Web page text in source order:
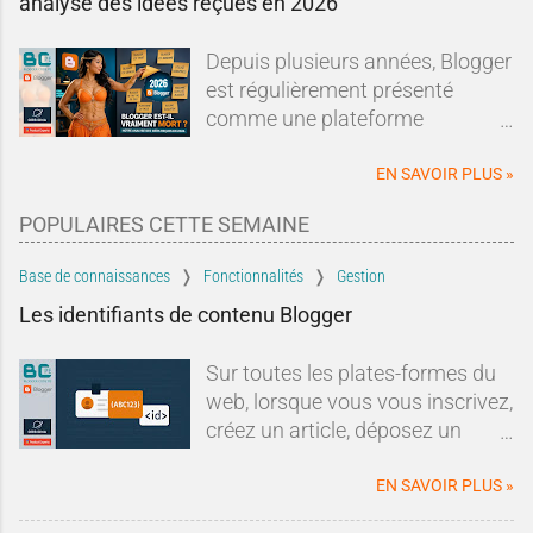
Depuis plusieurs années, Blogger
est régulièrement présenté
comme une plateforme
de vie.Sur les forums, les réseaux
de plateformes de blogging, les
sans cesse : Blogger serait un
dinosaure du Web, Google
longtemps et il serait devenu
incapable de rivaliser avec les
solutions modernes.À tel point
légitimement se demander si
ouvrir un blog sur Blogger en
EN SAVOIR PLUS »
POPULAIRES CETTE SEMAINE
Base de connaissances Fonctionnalités Gestion
Les identifiants de contenu Blogger
Sur toutes les plates-formes du
web, lorsque vous vous inscrivez,
créez un article, déposez un
effectuez une quelconque action
qui requiert un enregistrement, le
EN SAVOIR PLUS »